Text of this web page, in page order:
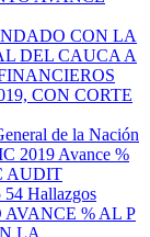
CON LA
DEL CAUCA A
CON CORTE
de la Nación
2019 Avance %
AUDIT
Hallazgos
% AL P
LA